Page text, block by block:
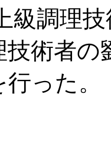
級調理
技術者の
った。